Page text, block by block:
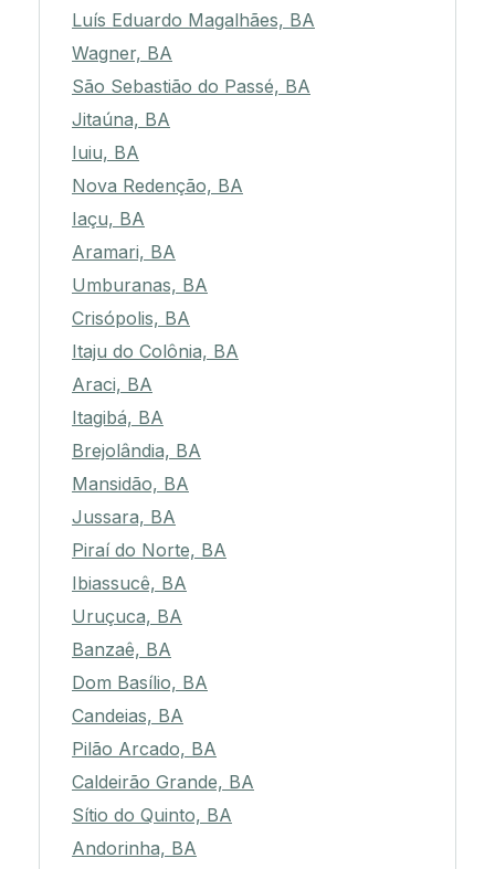
Luís Eduardo Magalhães, BA
Wagner, BA
São Sebastião do Passé, BA
Jitaúna, BA
Iuiu, BA
Nova Redenção, BA
Iaçu, BA
Aramari, BA
Umburanas, BA
Crisópolis, BA
Itaju do Colônia, BA
Araci, BA
Itagibá, BA
Brejolândia, BA
Mansidão, BA
Jussara, BA
Piraí do Norte, BA
Ibiassucê, BA
Uruçuca, BA
Banzaê, BA
Dom Basílio, BA
Candeias, BA
Pilão Arcado, BA
Caldeirão Grande, BA
Sítio do Quinto, BA
Andorinha, BA